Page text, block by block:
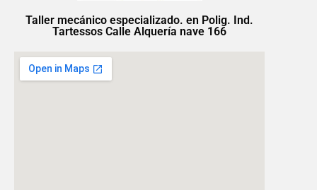
Taller mecánico especializado. en Polig. Ind.
Tartessos Calle Alquería nave 166